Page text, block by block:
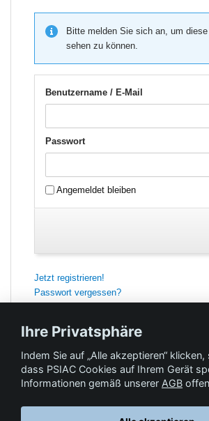
Bitte melden Sie sich an, um
sehen zu können.
Benutzername / E-Mail
Passwort
Angemeldet bleiben
Jetzt registrieren!
Passwort vergessen?
Feedback
Ihre Privatsphäre
Indem Sie auf „Alle akzeptieren“
dass PSIAC Cookies auf Ihrem Gerät
Informationen gemäß unserer AGB